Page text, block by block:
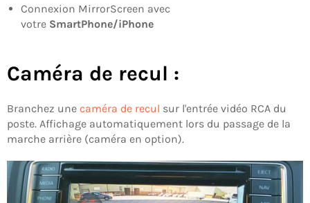
Connexion MirrorScreen avec
votre SmartPhone/iPhone
Caméra de recul :
Branchez une caméra de recul sur l'entrée vidéo RCA du
poste. Affichage automatiquement lors du passage de la
marche arrière (caméra en option).